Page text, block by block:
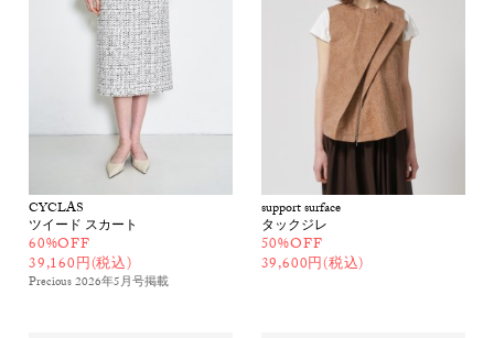
CYCLAS
ツイード スカート
60%OFF
39,160円(税込)
Precious 2026年5月号掲載
support surface
タックジレ
50%OFF
39,600円(税込)